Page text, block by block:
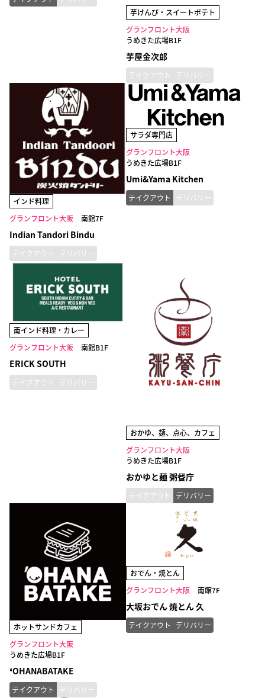
芋けんぴ・スイートポテト
グランフロント大阪
うめきた広場B1F
芋屋金次郎
テイクアウト デリバリー
インド料理
グランフロント大阪
南館7F
Indian Tandori Bindu
テイクアウト デリバリー
サラダ専門店
グランフロント大阪
うめきた広場B1F
Umi&Yama Kitchen
テイクアウト デリバリー
南インド料理・カレー
グランフロント大阪
南館B1F
ERICK SOUTH
テイクアウト デリバリー
おかゆ、麺、点心、カフェ
グランフロント大阪
うめきた広場B1F
おかゆと麺 粥餐庁
テイクアウト デリバリー
ホットサンドカフェ
グランフロント大阪
うめきた広場B1F
❛OHANABATAKE
テイクアウト デリバリー
おでん・焼とん
グランフロント大阪
南館7F
大坂おでん 焼とん 久
テイクアウト デリバリー